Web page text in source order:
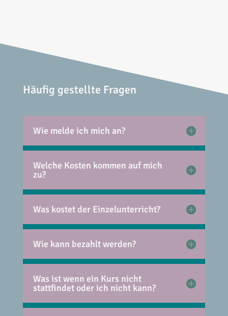
Häufig gestellte Fragen
Wie melde ich mich an?
Welche Kosten kommen auf mich
zu?
Was kostet der Einzelunterricht?
Wie kann bezahlt werden?
Was ist wenn ein Kurs nicht
stattfindet oder ich nicht kann?